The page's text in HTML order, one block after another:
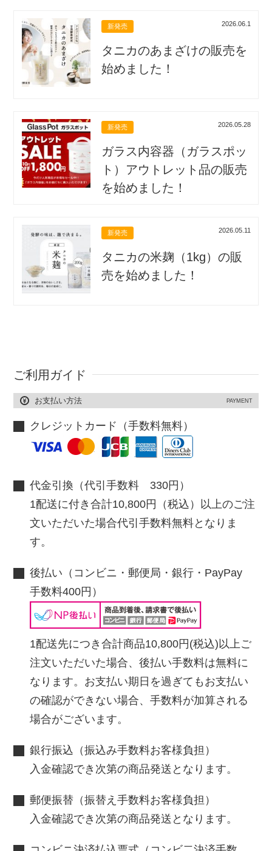
新発売 2026.06.1
タニカのあまざけの販売を
始めました！
新発売 2026.05.28
ガラス内容器（ガラスポッ
ト）アウトレット品の販売
を始めました！
新発売 2026.05.11
タニカの米麹（1kg）の販
売を始めました！
ご利用ガイド
お支払い方法 PAYMENT
クレジットカード（手数料無料）
代金引換（代引手数料 330円）
1配送に付き合計10,800円（税込）以上のご注
文いただいた場合代引手数料無料となりま
す。
後払い（コンビニ・郵便局・銀行・PayPay
手数料400円）
1配送先につき合計商品10,800円(税込)以上ご
注文いただいた場合、後払い手数料は無料に
なります。お支払い期日を過ぎてもお支払い
の確認ができない場合、手数料が加算される
場合がございます。
銀行振込（振込み手数料お客様負担）
入金確認でき次第の商品発送となります。
郵便振替（振替え手数料お客様負担）
入金確認でき次第の商品発送となります。